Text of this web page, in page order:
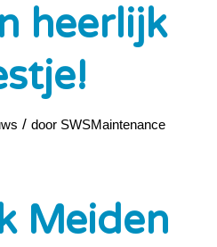
heerlijk
/ door SWSMaintenance
Meiden